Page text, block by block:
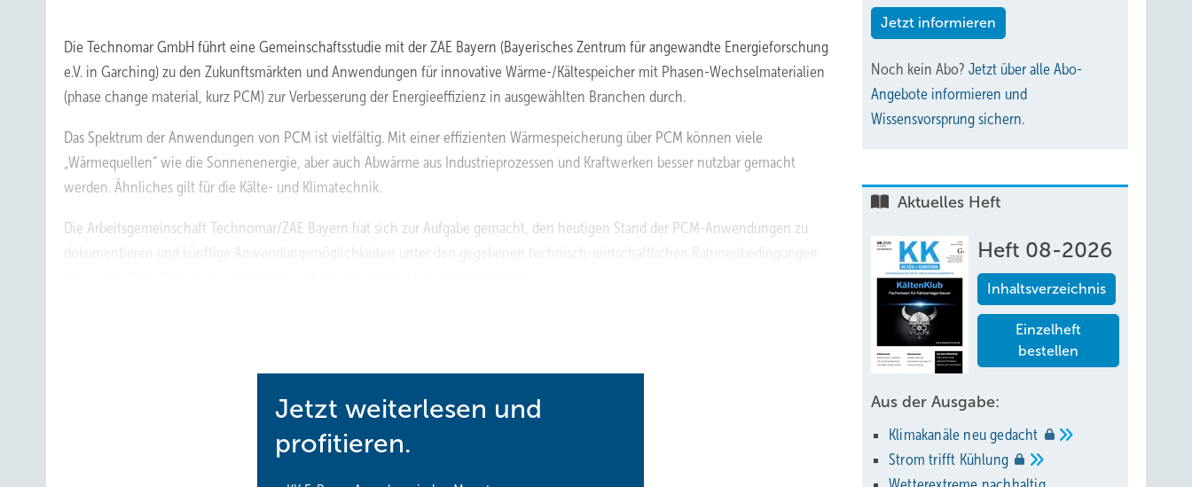
Die Technomar GmbH führt eine Gemeinschaftsstudie mit der ZAE Bayern (Bayerisches Zentrum für angewandte Energieforschung
e.V. in Garching) zu den Zukunftsmärkten und Anwendungen für innovative Wärme-/Kältespeicher mit Phasen-Wechselmaterialien
(phase change material, kurz PCM) zur Verbesserung der Energieeffizienz in ausgewählten Branchen durch.
Das Spektrum der Anwendungen von PCM ist vielfältig. Mit einer effizienten Wärmespeicherung über PCM können viele
„Wärmequellen“ wie die Sonnenenergie, aber auch Abwärme aus Industrieprozessen und Kraftwerken besser nutzbar gemacht
werden. Ähnliches gilt für die Kälte- und Klimatechnik.
Die Arbeitsgemeinschaft Technomar/ZAE Bayern hat sich zur Aufgabe gemacht, den heutigen Stand der PCM-Anwendungen zu
dokumentieren und künftige Anwendungsmöglichkeiten unter den gegebenen technisch-wirtschaftlichen Rahmenbedingungen
Jetzt weiterlesen und
profitieren.
Jetzt informieren
Noch kein Abo? Jetzt über alle Abo-
Angebote informieren und
Wissensvorsprung sichern.
Aktuelles Heft
Heft 08-2026
Inhaltsverzeichnis
Einzelheft
bestellen
Aus der Ausgabe:
Klimakanäle neugedacht
Strom trifft Kühlung